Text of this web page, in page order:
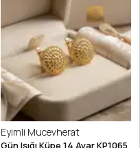
Eyimli Mucevherat
Gün Işığı Küpe 14 Ayar KP1065